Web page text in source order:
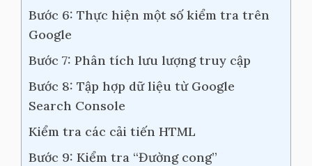
Bước 6: Thực hiện một số kiểm tra trên
Google
Bước 7: Phân tích lưu lượng truy cập
Bước 8: Tập hợp dữ liệu từ Google
Search Console
Kiểm tra các cải tiến HTML
Bước 9: Kiểm tra “Đường cong”